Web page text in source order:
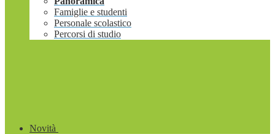
Famiglie e studenti
Personale scolastico
Percorsi di studio
Novità